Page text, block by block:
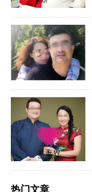
热门文章